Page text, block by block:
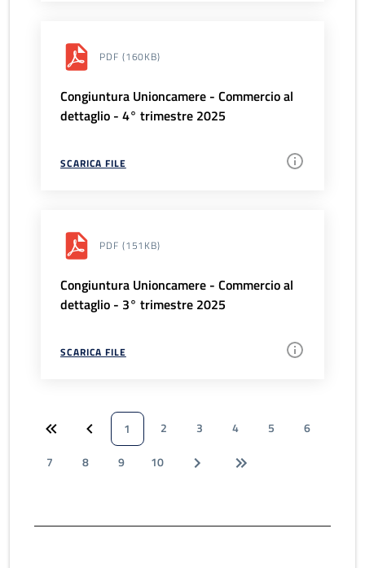
PDF (160KB)
Congiuntura Unioncamere - Commercio al
dettaglio - 4° trimestre 2025
SCARICA FILE
PDF (151KB)
Congiuntura Unioncamere - Commercio al
dettaglio - 3° trimestre 2025
SCARICA FILE
1 2 3 4 5
6
7
8 9 10